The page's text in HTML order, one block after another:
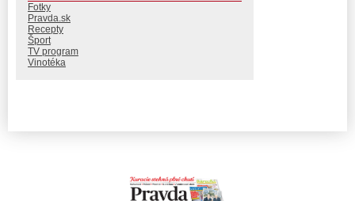
Fotky
Pravda.sk
Recepty
Šport
TV program
Vinotéka